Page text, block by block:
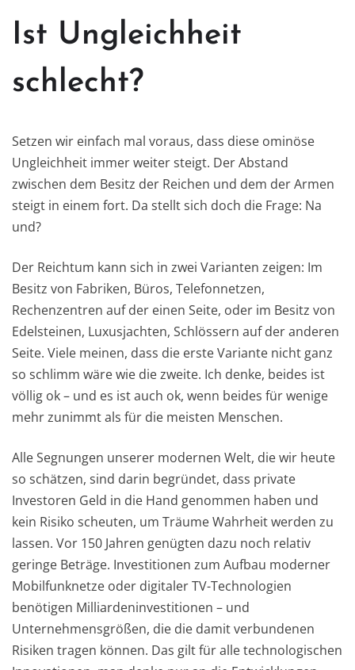
Ist Ungleichheit
schlecht?
Setzen wir einfach mal voraus, dass diese ominöse
Ungleichheit immer weiter steigt. Der Abstand
zwischen dem Besitz der Reichen und dem der Armen
steigt in einem fort. Da stellt sich doch die Frage: Na
und?
Der Reichtum kann sich in zwei Varianten zeigen: Im
Besitz von Fabriken, Büros, Telefonnetzen,
Rechenzentren auf der einen Seite, oder im Besitz von
Edelsteinen, Luxusjachten, Schlössern auf der anderen
Seite. Viele meinen, dass die erste Variante nicht ganz
so schlimm wäre wie die zweite. Ich denke, beides ist
völlig ok – und es ist auch ok, wenn beides für wenige
mehr zunimmt als für die meisten Menschen.
Alle Segnungen unserer modernen Welt, die wir heute
so schätzen, sind darin begründet, dass private
Investoren Geld in die Hand genommen haben und
kein Risiko scheuten, um Träume Wahrheit werden zu
lassen. Vor 150 Jahren genügten dazu noch relativ
geringe Beträge. Investitionen zum Aufbau moderner
Mobilfunknetze oder digitaler TV-Technologien
benötigen Milliardeninvestitionen – und
Unternehmensgrößen, die die damit verbundenen
Risiken tragen können. Das gilt für alle technologischen